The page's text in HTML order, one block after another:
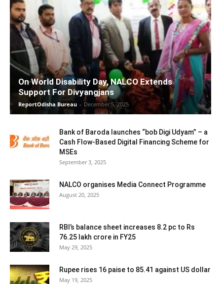
On World Disability Day, NALCO Extends
Support For Divyangjans
ReportOdisha Bureau - December 5, 2025
Bank of Baroda launches “bob Digi Udyam” – a
Cash Flow-Based Digital Financing Scheme for
MSEs
September 3, 2025
NALCO organises Media Connect Programme
August 20, 2025
RBI’s balance sheet increases 8.2 pc to Rs
76.25 lakh crore in FY25
May 29, 2025
Rupee rises 16 paise to 85.41 against US dollar
May 19, 2025